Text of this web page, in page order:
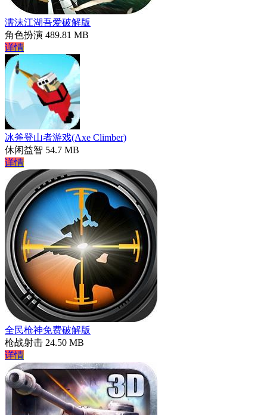
濡沫江湖吾爱破解版
角色扮演 489.81 MB
详情
冰斧登山者游戏(Axe Climber)
休闲益智 54.7 MB
详情
全民枪神免费破解版
枪战射击 24.50 MB
详情